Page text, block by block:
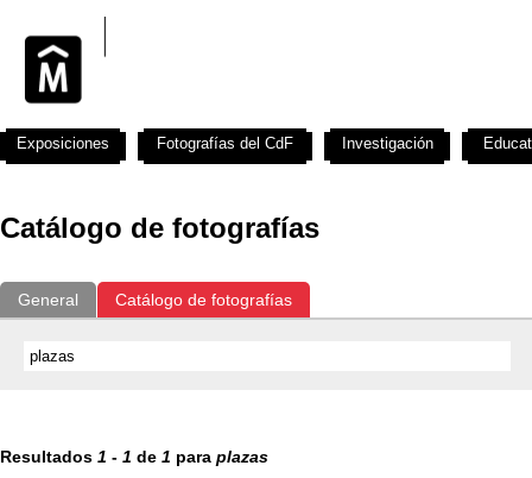
Catálogo de fotografías
General Catálogo de fotografías
Resultados 1 - 1 de 1 para plazas
Exposiciones Fotografías del CdF Investigación